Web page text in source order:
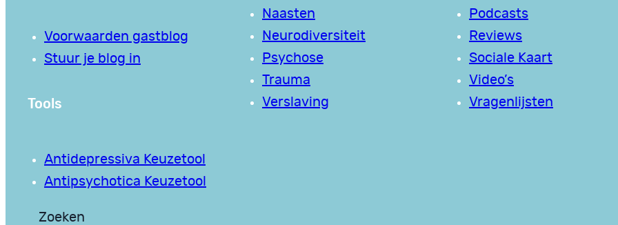
Voorwaarden gastblog
Stuur je blog in
Tools
Antidepressiva Keuzetool
Antipsychotica Keuzetool
Naasten
Neurodiversiteit
Psychose
Trauma
Verslaving
Podcasts
Reviews
Sociale Kaart
Video’s
Vragenlijsten
Zoeken